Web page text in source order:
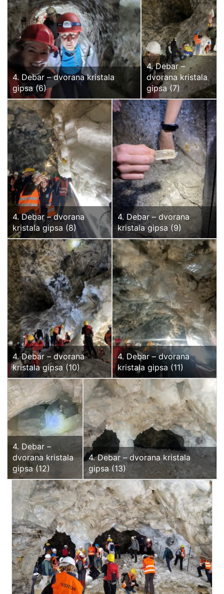
4. Debar – dvorana kristala
gipsa (6)
4. Debar –
dvorana kristala
gipsa (7)
4. Debar – dvorana
kristala gipsa (8)
4. Debar – dvorana
kristala gipsa (9)
4. Debar – dvorana
kristala gipsa (10)
4. Debar – dvorana
kristala gipsa (11)
4. Debar –
dvorana kristala
gipsa (12)
4. Debar – dvorana kristala
gipsa (13)